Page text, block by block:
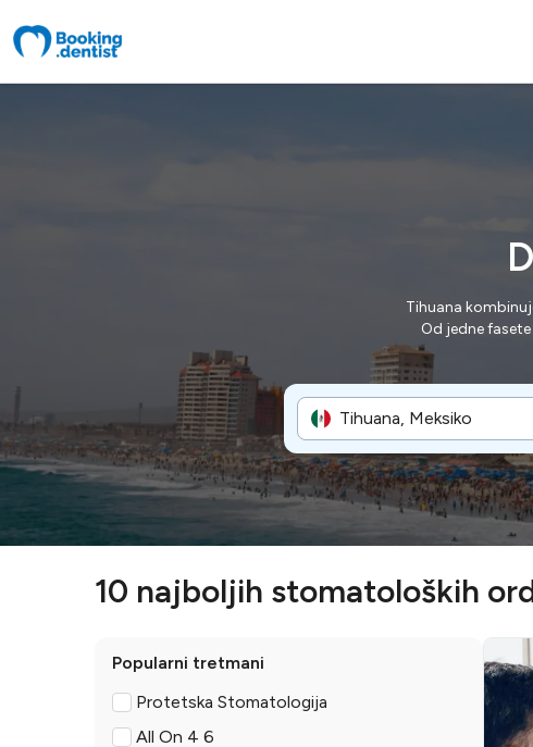
Tihuana
Od jedne
Tihuana, Meksiko
10 najboljih stomatoloških
Popularni tretmani
Protetska Stomatologija
All On 4 6